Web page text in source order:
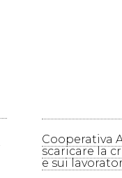
Cooperativa
scaricare la
e sui